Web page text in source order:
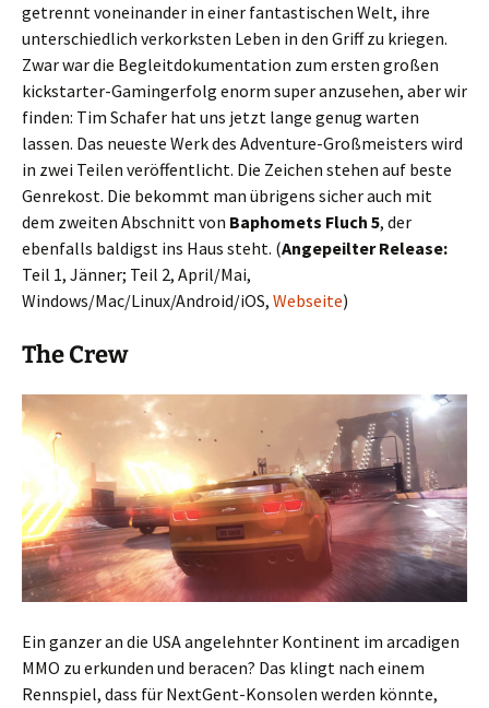
getrennt voneinander in einer fantastischen Welt, ihre
unterschiedlich verkorksten Leben in den Griff zu kriegen.
Zwar war die Begleitdokumentation zum ersten großen
kickstarter-Gamingerfolg enorm super anzusehen, aber wir
finden: Tim Schafer hat uns jetzt lange genug warten
lassen. Das neueste Werk des Adventure-Großmeisters wird
in zwei Teilen veröffentlicht. Die Zeichen stehen auf beste
Genrekost. Die bekommt man übrigens sicher auch mit
dem zweiten Abschnitt von Baphomets Fluch 5, der
ebenfalls baldigst ins Haus steht. (Angepeilter Release:
Teil 1, Jänner; Teil 2, April/Mai,
Windows/Mac/Linux/Android/iOS, Webseite)
The Crew
Ein ganzer an die USA angelehnter Kontinent im arcadigen
MMO zu erkunden und beracen? Das klingt nach einem
Rennspiel, dass für NextGent-Konsolen werden könnte,